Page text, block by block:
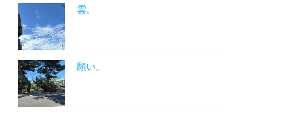
雲。
願い。